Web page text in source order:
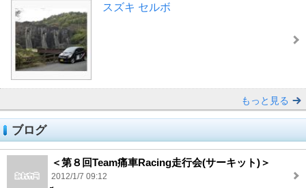
スズキ セルボ
もっと見る
ブログ
＜第８回Team痛車Racing走行会(サーキット)＞
2012/1/7 09:12